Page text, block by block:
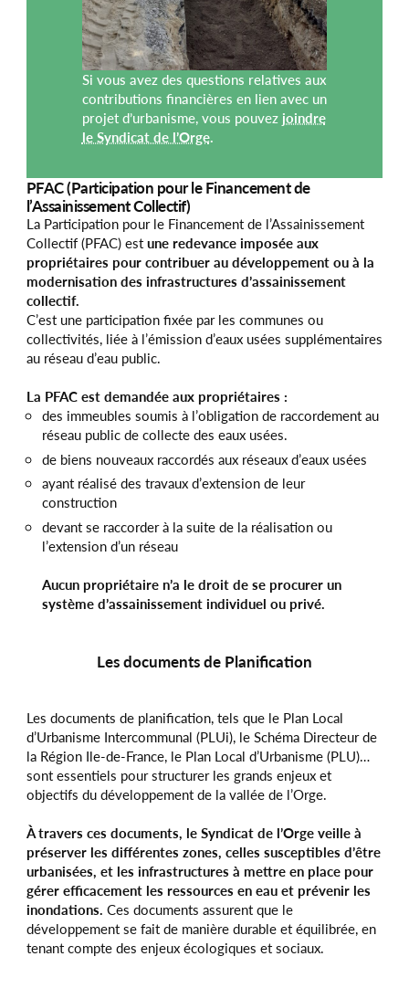
Si vous avez des questions relatives aux
contributions financières en lien avec un
projet d’urbanisme, vous pouvez joindre
le Syndicat de l’Orge.
PFAC (Participation pour le Financement de
l’Assainissement Collectif)
La Participation pour le Financement de l’Assainissement
Collectif (PFAC) estune redevance imposée aux
propriétaires pour contribuer au développement ou à la
modernisation des infrastructures d’assainissement
collectif.
C’est une participation fixée par les communes ou
collectivités, liée à l’émission d’eaux usées supplémentaires
au réseau d’eau public.
La PFAC est demandée aux propriétaires :
des immeubles soumis à l’obligation de raccordement au
réseau public de collecte des eaux usées.
de biens nouveaux raccordés aux réseaux d’eaux usées
ayant réalisé des travaux d’extension de leur
construction
devant se raccorder à la suite de la réalisation ou
l’extension d’un réseau
Aucun propriétaire n’a le droit de se procurer un
système d’assainissement individuel ou privé.
Les documents de Planification
Les documents de planification, tels que le Plan Local
d’Urbanisme Intercommunal (PLUi), le Schéma Directeur de
la Région Ile-de-France, le Plan Local d’Urbanisme (PLU)…
sont essentiels pour structurer les grands enjeux et
objectifs du développement de la vallée de l’Orge.
À travers ces documents, le Syndicat de l’Orge veille à
préserver les différentes zones, celles susceptibles d’être
urbanisées, et les infrastructures à mettre en place pour
gérer efficacement les ressources en eau et prévenir les
inondations. Ces documents assurent que le
développement se fait de manière durable et équilibrée, en
tenant compte des enjeux écologiques et sociaux.